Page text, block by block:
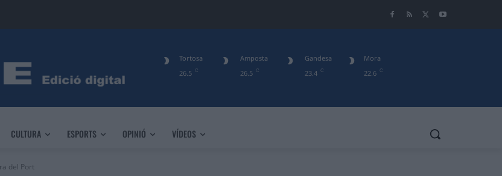
26.5 C
Tortosa
26.5 C
Amposta
23.4 C
Gandesa
22.6 C
Mora
CULTURA ESPORTS OPINIÓ VÍDEOS
del Port